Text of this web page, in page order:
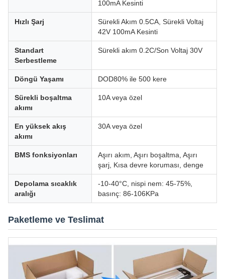
100mA Kesinti
Hızlı Şarj
Sürekli Akım 0.5CA, Sürekli Voltaj
42V 100mA Kesinti
Standart
Serbestleme
Sürekli akım 0.2C/Son Voltaj 30V
Döngü Yaşamı DOD80% ile 500 kere
Sürekli boşaltma
akımı
10A veya özel
En yüksek akış
akımı
30A veya özel
BMS fonksiyonları
Aşırı akım, Aşırı boşaltma, Aşırı
şarj, Kısa devre koruması, denge
Depolama sıcaklık
aralığı
-10-40°C, nispi nem: 45-75%,
basınç: 86-106KPa
Paketleme ve Teslimat